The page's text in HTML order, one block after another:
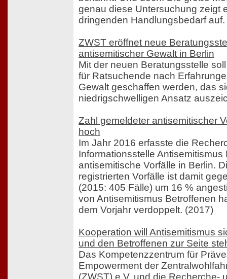
genau diese Untersuchung zeigt
dringenden Handlungsbedarf
ZWST eröffnet neue
antisemitischer Gewalt in Berlin
Mit der neuen Beratungsstelle
für Ratsuchende nach
Gewalt geschaffen werden, das
niedrigschwelligen Ansatz
Zahl gemeldeter antisemitischer
hoch
Im Jahr 2016 erfasste die
Informationsstelle Antisemitismus
antisemitische Vorfälle in Berlin.
registrierten Vorfälle ist damit
(2015: 405 Fälle) um 16 %
von Antisemitismus Betroffenen
dem Vorjahr verdoppelt. (2017)
Kooperation will Antisemitismus
und den Betroffenen zur Seite
Das Kompetenzzentrum für
Empowerment der